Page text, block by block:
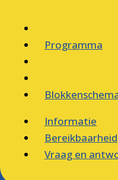
Programma
Informatie
Bereikbaarheid
Vraag en